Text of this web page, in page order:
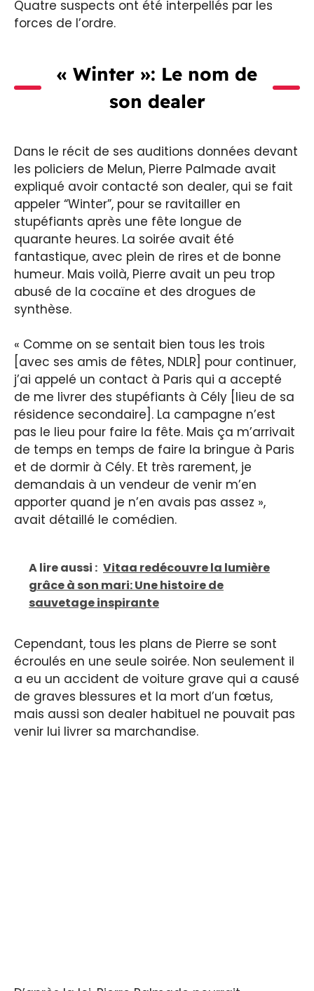
Quatre suspects ont été interpellés par les
forces de l’ordre.
« Winter »: Le nom de
son dealer
Dans le récit de ses auditions données devant
les policiers de Melun, Pierre Palmade avait
expliqué avoir contacté son dealer, qui se fait
appeler “Winter”, pour se ravitailler en
stupéfiants après une fête longue de
quarante heures. La soirée avait été
fantastique, avec plein de rires et de bonne
humeur. Mais voilà, Pierre avait un peu trop
abusé de la cocaïne et des drogues de
synthèse.
« Comme on se sentait bien tous les trois
[avec ses amis de fêtes, NDLR] pour continuer,
j’ai appelé un contact à Paris qui a accepté
de me livrer des stupéfiants à Cély [lieu de sa
résidence secondaire]. La campagne n’est
pas le lieu pour faire la fête. Mais ça m’arrivait
de temps en temps de faire la bringue à Paris
et de dormir à Cély. Et très rarement, je
demandais à un vendeur de venir m’en
apporter quand je n’en avais pas assez »,
avait détaillé le comédien.
A lire aussi : Vitaa redécouvre la lumière
grâce à son mari: Une histoire de
sauvetage inspirante
Cependant, tous les plans de Pierre se sont
écroulés en une seule soirée. Non seulement il
a eu un accident de voiture grave qui a causé
de graves blessures et la mort d’un fœtus,
mais aussi son dealer habituel ne pouvait pas
venir lui livrer sa marchandise.